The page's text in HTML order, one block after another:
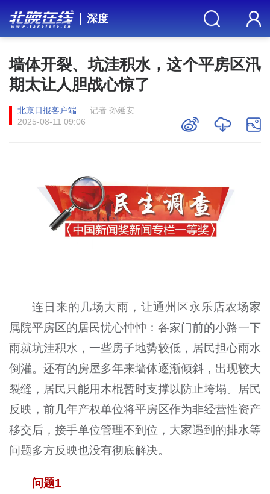
深度
墙体开裂、坑洼积水，这个平房区汛
期太让人胆战心惊了
北京日报客户端
记者 孙延安
2025-08-11 09:06
连日来的几场大雨，让通州区永乐店农场家
属院平房区的居民忧心忡忡：各家门前的小路一下
雨就坑洼积水，一些房子地势较低，居民担心雨水
倒灌。还有的房屋多年来墙体逐渐倾斜，出现较大
裂缝，居民只能用木棍暂时支撑以防止垮塌。居民
反映，前几年产权单位将平房区作为非经营性资产
移交后，接手单位管理不到位，大家遇到的排水等
问题多方反映也没有彻底解决。
问题1